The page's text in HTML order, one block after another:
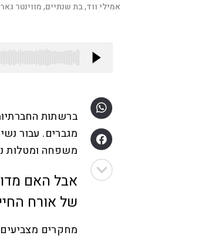
אמילי ווד, בת שנתיים, מווינטר
ברשתות
מגברים. עבור
משפחה ומטלות
אבל האם
של אורח
מחקרים